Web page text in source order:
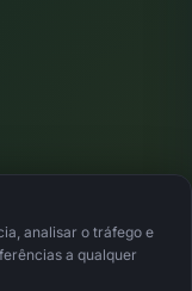
analisar o tráfego e
a qualquer